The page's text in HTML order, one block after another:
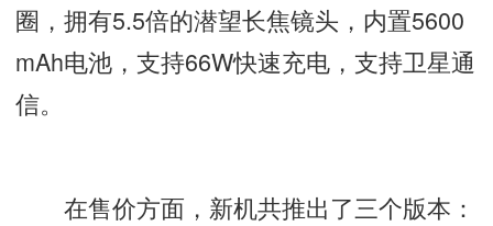
圈，拥有5.5倍的潜望长焦镜头，内置5600
mAh电池，支持66W快速充电，支持卫星通
信。
在售价方面，新机共推出了三个版本：